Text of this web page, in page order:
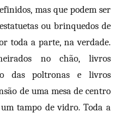
mas que podem ser
ou brinquedos de
toda a parte, na verdade.
no chão, livros
das poltronas e livros
de uma mesa de centro
tampo de vidro. Toda a